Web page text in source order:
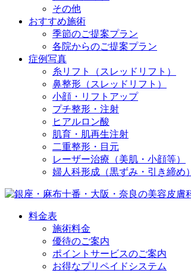
その他
おすすめ施術
季節のご提案プラン
各院からのご提案プラン
症例写真
糸リフト（スレッドリフト）
鼻整形（スレッドリフト）
小顔・リフトアップ
プチ整形・注射
ヒアルロン酸
肌育・肌再生注射
二重整形・目元
レーザー治療（美肌・小顔等）
婦人科形成（黒ずみ・引き締め）
料金表
施術料金
優待のご案内
ポイントサービスのご案内
お得なプリペイドシステム